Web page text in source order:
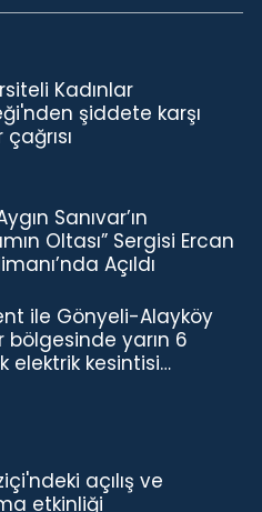
Kadınlar
şiddete karşı
Sanıvar’ın
Oltası” Sergisi Ercan
Açıldı
ile Gönyeli-Alayköy
bölgesinde yarın 6
elektrik kesintisi…
açılış ve
etkinliği